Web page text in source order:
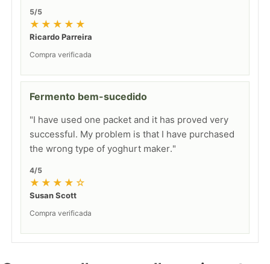
5/5
★★★★★
Ricardo Parreira
Compra verificada
Fermento bem-sucedido
"I have used one packet and it has proved very
successful. My problem is that I have purchased
the wrong type of yoghurt maker."
4/5
★★★★☆
Susan Scott
Compra verificada